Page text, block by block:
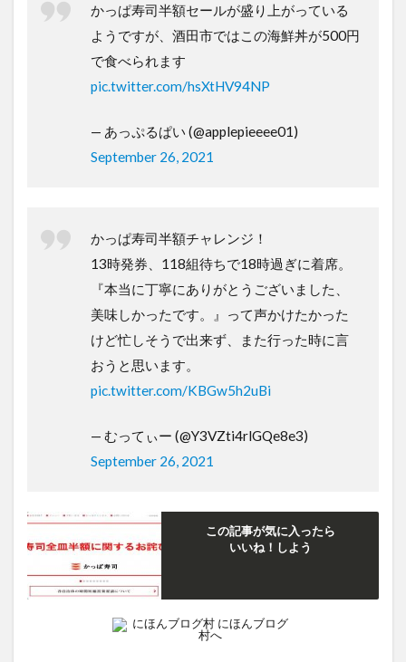
かっぱ寿司半額セールが盛り上がっている
ようですが、酒田市ではこの海鮮丼が500円
で食べられます
pic.twitter.com/hsXtHV94NP
— あっぷるぱい (@applepieeee01)
September 26, 2021
かっぱ寿司半額チャレンジ！
13時発券、118組待ちで18時過ぎに着席。
『本当に丁寧にありがとうございました、
美味しかったです。』って声かけたかった
けど忙しそうで出来ず、また行った時に言
おうと思います。
pic.twitter.com/KBGw5h2uBi
— むってぃー (@Y3VZti4rlGQe8e3)
September 26, 2021
この記事が気に入ったら
いいね！しよう